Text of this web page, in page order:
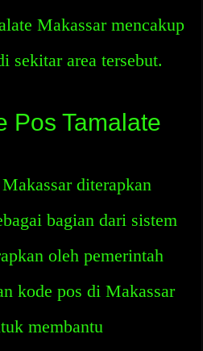
Makassar mencakup
sekitar area tersebut.
Pos Tamalate
diterapkan
bagian dari sistem
oleh pemerintah
kode pos di Makassar
membantu